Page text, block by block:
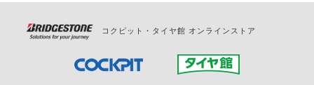
コクピット・タイヤ館 オンラインストア